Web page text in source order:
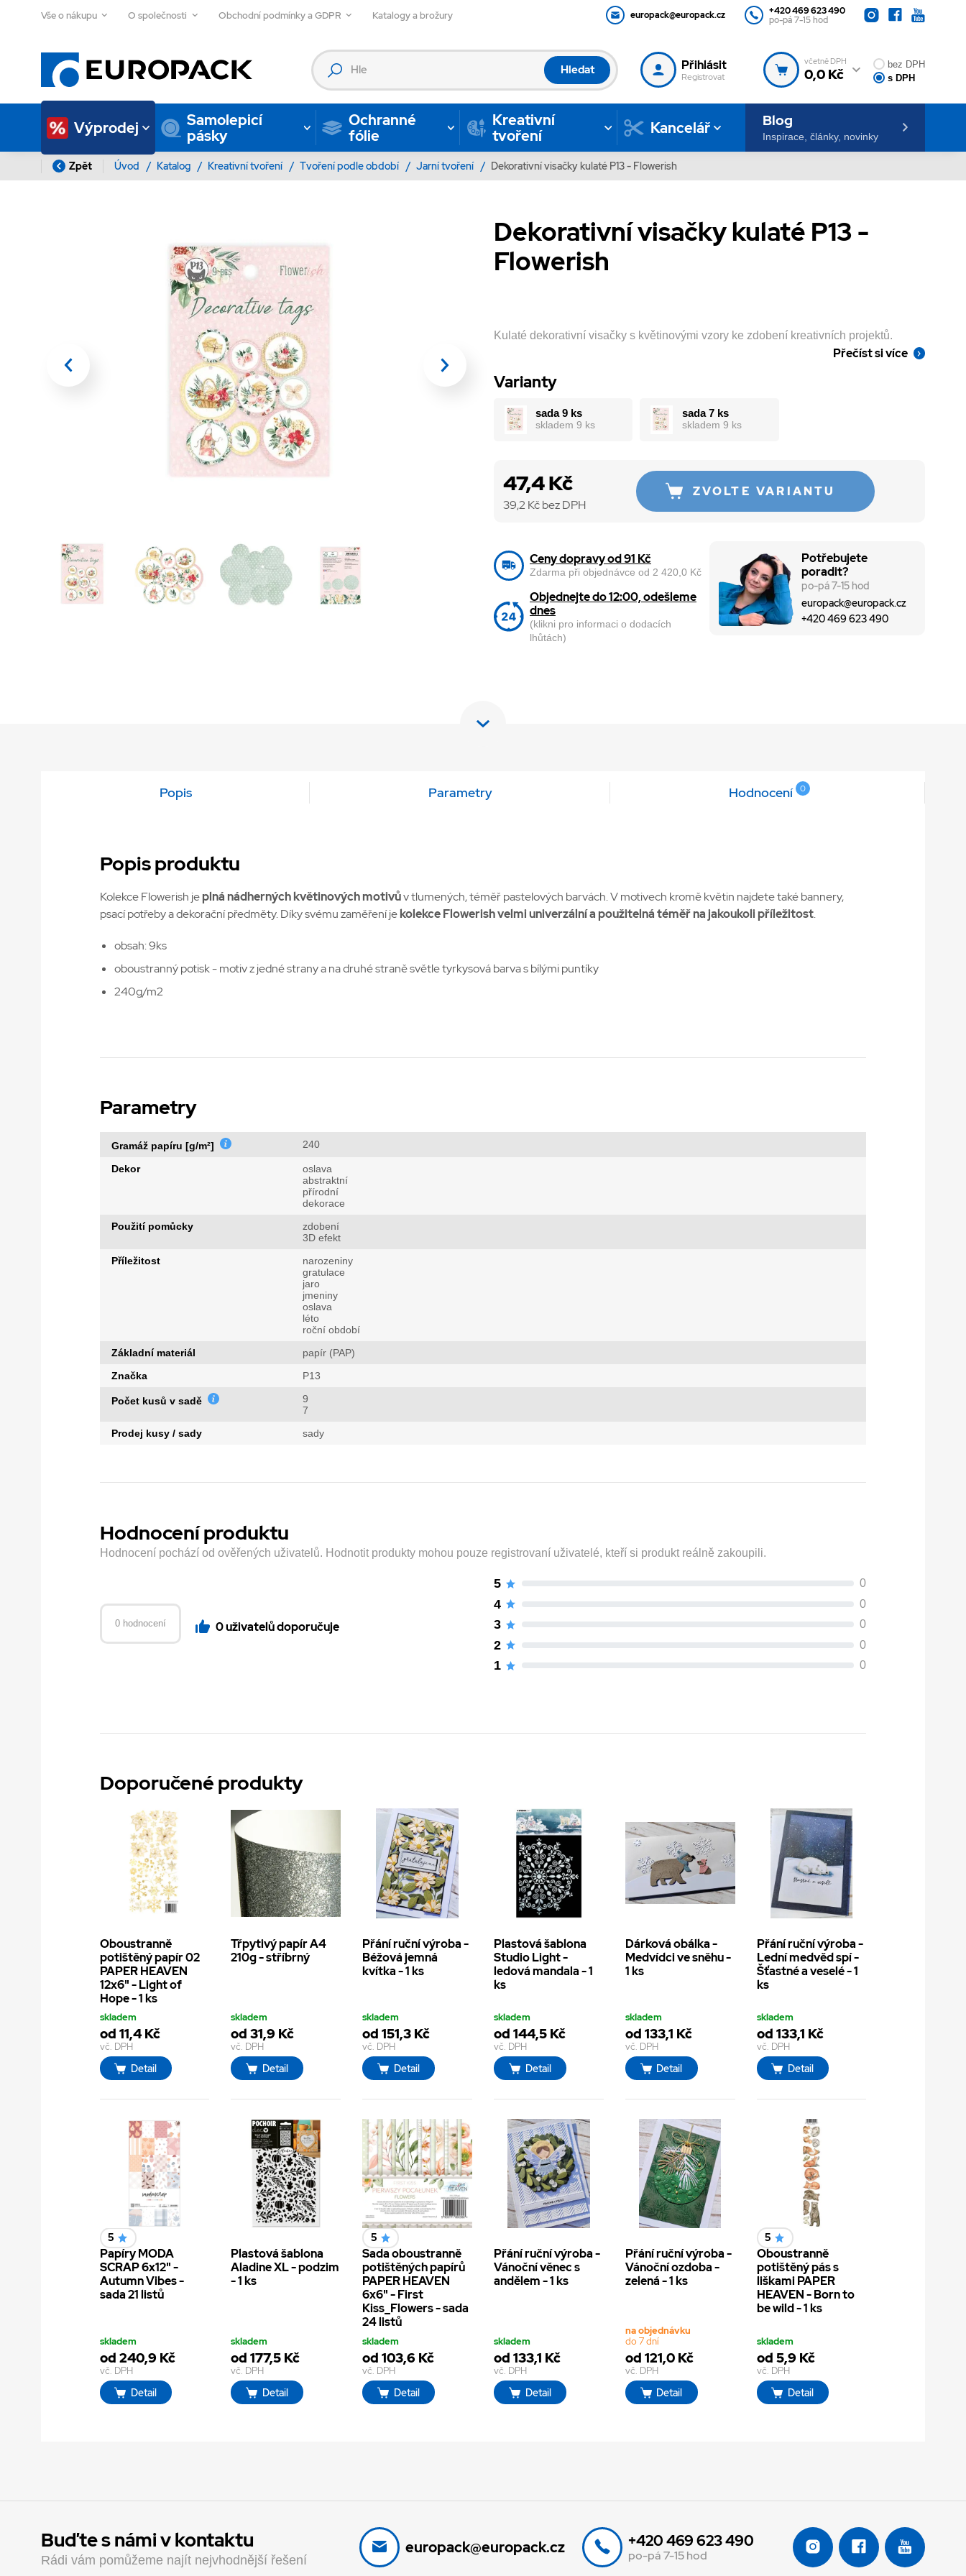
Vše o nákupu O společnosti Obchodní podmínky a GDPR Katalogy a brožury europack@europack.cz
+420 469 623 490
po-pá 7-15 hod
Hledat Přihlásit
Registrovat
včetně DPH
0,0 Kč
bez DPH
s DPH
Výprodej
Samolepicí
pásky
Ochranné
fólie
Kreativní
tvoření
Kancelář Blog
Inspirace, články, novinky
Zpět Úvod / Katalog / Kreativní tvoření / Tvoření podle období / Jarní tvoření / Dekorativní visačky kulaté P13 - Flowerish
Dekorativní visačky kulaté P13 -
Flowerish
Kulaté dekorativní visačky s květinovými vzory ke zdobení kreativních projektů.
Přečíst si více
Varianty
sada 9 ks
skladem 9 ks
sada 7 ks
skladem 9 ks
47,4 Kč
39,2 Kč bez DPH
ZVOLTE VARIANTU
Ceny dopravy od 91 Kč
Zdarma při objednávce od 2 420,0 Kč
Objednejte do 12:00, odešleme
dnes
(klikni pro informaci o dodacích
lhůtách)
Potřebujete
poradit?
po-pá 7-15 hod
europack@europack.cz
+420 469 623 490
Popis Parametry Hodnocení 0
Popis produktu
Kolekce Flowerish jeplná nádherných květinových motivův tlumených, téměř pastelových barvách. V motivech kromě květin najdete také bannery,
psací potřeby a dekorační předměty. Díky svému zaměření jekolekce Flowerish velmi univerzální a použitelná téměř na jakoukoli příležitost.
obsah: 9ks
oboustranný potisk - motiv z jedné strany a na druhé straně světle tyrkysová barva s bílými puntíky
240g/m2
Parametry
Gramáž papíru [g/m²] 240
Dekor
oslava
abstraktní
přírodní
dekorace
Použití pomůcky
zdobení
3D efekt
Příležitost
narozeniny
gratulace
jaro
jmeniny
oslava
léto
roční období
Základní materiál
papír (PAP)
Značka
P13
Počet kusů v sadě
9
7
Prodej kusy / sady
sady
Hodnocení produktu
Hodnocení pochází od ověřených uživatelů. Hodnotit produkty mohou pouze registrovaní uživatelé, kteří si produkt reálně zakoupili.
0 hodnocení 0 uživatelů doporučuje
5 0
4 0
3 0
2 0
1 0
Doporučené produkty
Oboustranně
potištěný papír 02
PAPER HEAVEN
12x6" - Light of
Hope - 1 ks
skladem
od 11,4 Kč
vč. DPH
Detail
Třpytivý papír A4
210g - stříbrný
skladem
od 31,9 Kč
vč. DPH
Detail
Přání ruční výroba -
Béžová jemná
kvítka - 1 ks
skladem
od 151,3 Kč
vč. DPH
Detail
Plastová šablona
Studio Light -
ledová mandala - 1
ks
skladem
od 144,5 Kč
vč. DPH
Detail
Dárková obálka -
Medvídci ve sněhu -
1 ks
skladem
od 133,1 Kč
vč. DPH
Detail
Přání ruční výroba -
Lední medvěd spí -
Šťastné a veselé - 1
ks
skladem
od 133,1 Kč
vč. DPH
Detail
5
Papíry MODA
SCRAP 6x12" -
Autumn Vibes -
sada 21 listů
skladem
od 240,9 Kč
vč. DPH
Detail
Plastová šablona
Aladine XL - podzim
- 1 ks
skladem
od 177,5 Kč
vč. DPH
Detail
5
Sada oboustranně
potištěných papírů
PAPER HEAVEN
6x6" - First
Kiss_Flowers - sada
24 listů
skladem
od 103,6 Kč
vč. DPH
Detail
Přání ruční výroba -
Vánoční věnec s
andělem - 1 ks
skladem
od 133,1 Kč
vč. DPH
Detail
Přání ruční výroba -
Vánoční ozdoba -
zelená - 1 ks
na objednávku
do 7 dní
od 121,0 Kč
vč. DPH
Detail
5
Oboustranně
potištěný pás s
liškami PAPER
HEAVEN - Born to
be wild - 1 ks
skladem
od 5,9 Kč
vč. DPH
Detail
Buďte s námi v kontaktu
Rádi vám pomůžeme najít nejvhodnější řešení
europack@europack.cz +420 469 623 490
po-pá 7-15 hod